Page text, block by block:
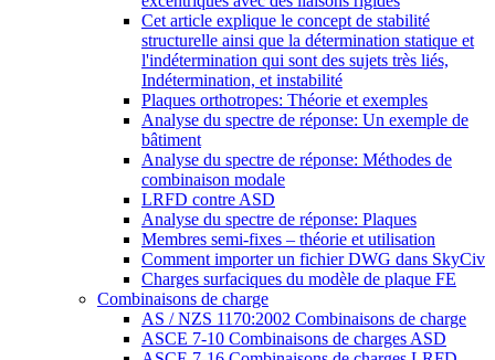
Cet article explique le concept de stabilité
structurelle ainsi que la détermination statique et
l'indétermination qui sont des sujets très liés,
Indétermination, et instabilité
Plaques orthotropes: Théorie et exemples
Analyse du spectre de réponse: Un exemple de
bâtiment
Analyse du spectre de réponse: Méthodes de
combinaison modale
LRFD contre ASD
Analyse du spectre de réponse: Plaques
Membres semi-fixes – théorie et utilisation
Comment importer un fichier DWG dans SkyCiv
Charges surfaciques du modèle de plaque FE
Combinaisons de charge
AS / NZS 1170:2002 Combinaisons de charge
ASCE 7-10 Combinaisons de charges ASD